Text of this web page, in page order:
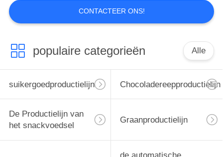
CONTACTEER ONS!
populaire categorieën Alle
suikergoedproductielijn Chocoladereepproductielijn
De Productielijn van
het snackvoedsel
Graanproductielijn